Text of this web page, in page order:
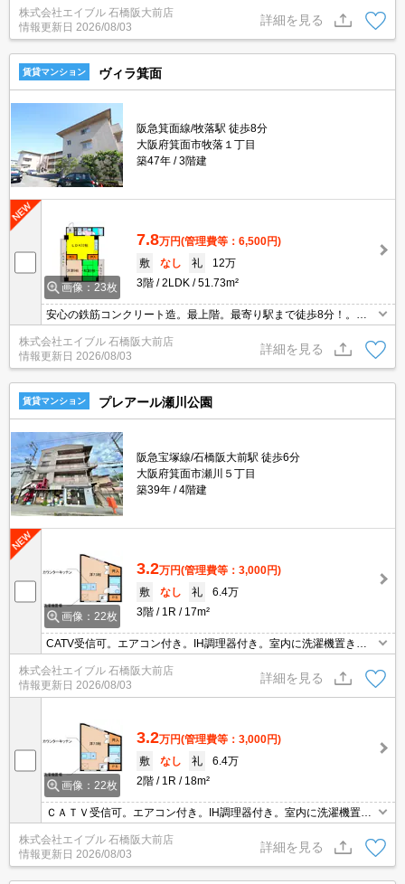
ン1基付き。オンライン内見対応可。合格前予約可。
株式会社エイブル 石橋阪大前店
情報更新日 2026/08/03
詳細を見る
賃貸マンション ヴィラ箕面
阪急箕面線/牧落駅 徒歩8分
大阪府箕面市牧落１丁目
築47年
3階建
画像：23枚
7.8万円(管理費等：6,500円)
敷
なし 礼
12万
3階
2LDK 51.73m²
安心の鉄筋コンクリート造。最上階。最寄り駅まで徒歩8分！。追
保証会社加入要(初回35,000円、月額総支払額の1％+800円/月)。
株式会社エイブル 石橋阪大前店
情報更新日 2026/08/03
詳細を見る
賃貸マンション プレアール瀬川公園
阪急宝塚線/石橋阪大前駅 徒歩6分
大阪府箕面市瀬川５丁目
築39年
4階建
画像：22枚
3.2万円(管理費等：3,000円)
敷
なし 礼
6.4万
3階
1R 17m²
CATV受信可。エアコン付き。IH調理器付き。室内に洗濯機置き場
環境！。カウンターキッチン。
株式会社エイブル 石橋阪大前店
情報更新日 2026/08/03
詳細を見る
画像：22枚
3.2万円(管理費等：3,000円)
敷
なし 礼
6.4万
2階
1R 18m²
ＣＡＴＶ受信可。エアコン付き。IH調理器付き。室内に洗濯機置き
内環境！。カウンターキッチン。
株式会社エイブル 石橋阪大前店
情報更新日 2026/08/03
詳細を見る